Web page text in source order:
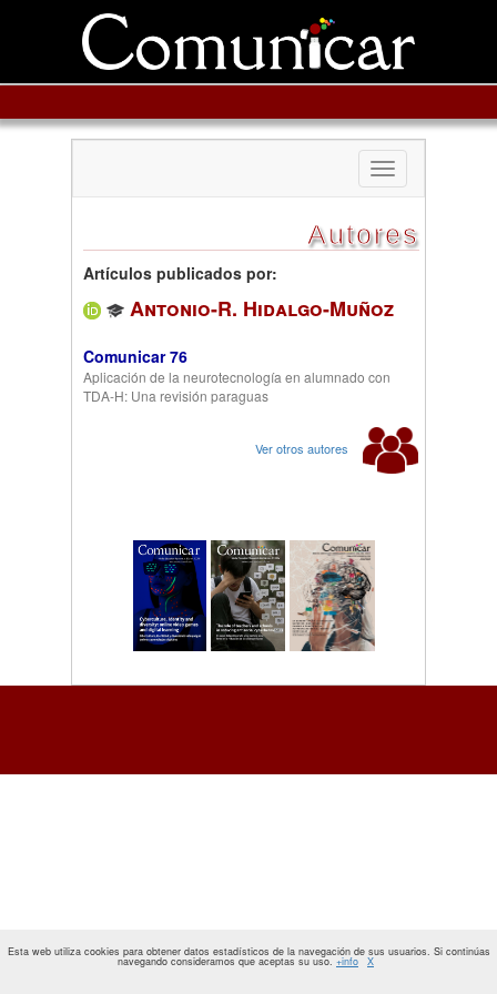
Toggle
navigation
Autores
Artículos publicados por:
Antonio-R. Hidalgo-Muñoz
Comunicar 76
Aplicación de la neurotecnología en alumnado con
TDA-H: Una revisión paraguas
Ver otros autores
Esta web utiliza cookies para obtener datos estadísticos de la navegación de sus usuarios. Si continúas
navegando consideramos que aceptas su uso. +info X